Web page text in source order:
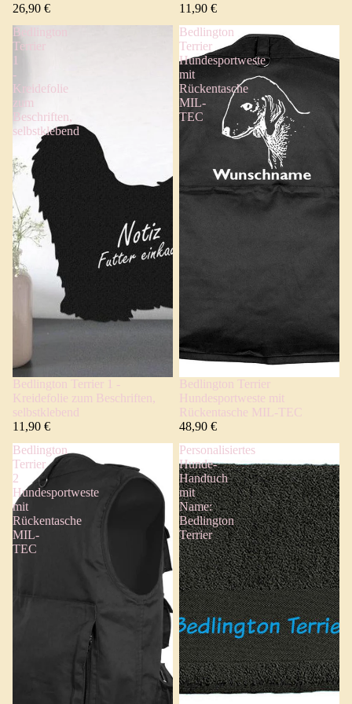
26,90 €
11,90 €
Bedlington
Terrier
1
-
Kreidefolie
zum
Beschriften,
selbstklebend
Bedlington Terrier 1 -
Kreidefolie zum Beschriften,
selbstklebend
11,90 €
Bedlington
Terrier
Hundesportweste
mit
Rückentasche
MIL-
TEC
Bedlington Terrier
Hundesportweste mit
Rückentasche MIL-TEC
48,90 €
Bedlington
Terrier
2
Hundesportweste
mit
Rückentasche
MIL-
TEC
Personalisiertes
Hunde-
Handtuch
mit
Name:
Bedlington
Terrier